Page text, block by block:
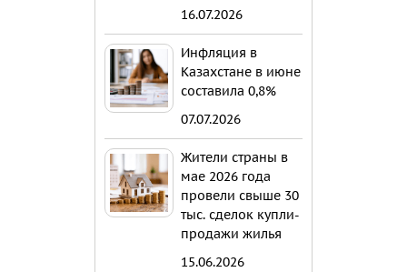
16.07.2026
Инфляция в
Казахстане в июне
составила 0,8%
07.07.2026
Жители страны в
мае 2026 года
провели свыше 30
тыс. сделок купли-
продажи жилья
15.06.2026